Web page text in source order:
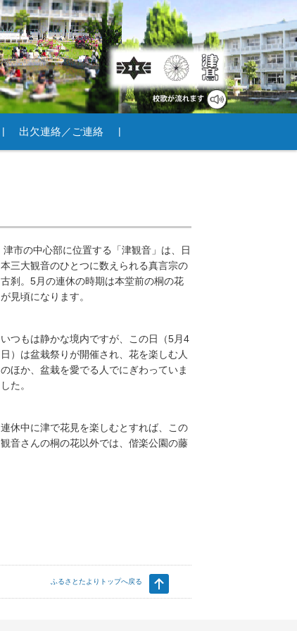
出欠連絡／ご連絡
津市の中心部に位置する「津観音」は、日
本三大観音のひとつに数えられる真言宗の
古刹。5月の連休の時期は本堂前の桐の花
が見頃になります。
いつもは静かな境内ですが、この日（5月4
日）は盆栽祭りが開催され、花を楽しむ人
のほか、盆栽を愛でる人でにぎわっていま
した。
連休中に津で花見を楽しむとすれば、この
観音さんの桐の花以外では、偕楽公園の藤
ふるさとたよりトップへ戻る